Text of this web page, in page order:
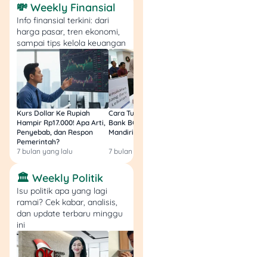
💸 Weekly Finansial
Info finansial terkini: dari
harga pasar, tren ekonomi,
sampai tips kelola keuangan
Kurs Dollar Ke Rupiah
Hampir Rp17.000! Apa Arti,
Penyebab, dan Respon
Pemerintah?
7 bulan yang lalu
Cara Tukar Uang Baru di
Bank BCA (Umum, BNI,
Mandiri, BRI, dan BSI) 2026!
7 bulan yang lalu
🏛️ Weekly Politik
Isu politik apa yang lagi
ramai? Cek kabar, analisis,
dan update terbaru minggu
ini